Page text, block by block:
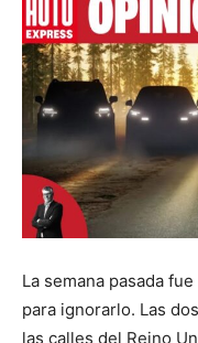
La semana pasada
para ignorarlo. Las
las calles del Reino